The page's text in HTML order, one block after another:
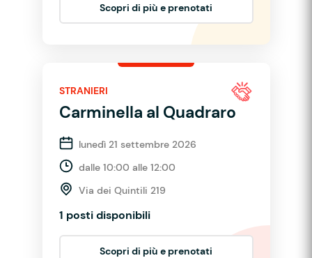
Scopri di più e prenotati
STRANIERI
Carminella al Quadraro
lunedì 21 settembre 2026
dalle 10:00 alle 12:00
Via dei Quintili 219
1 posti disponibili
Scopri di più e prenotati